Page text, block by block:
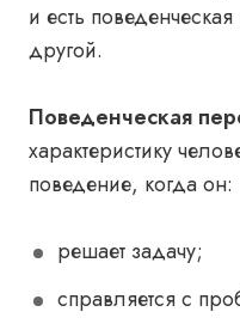
и есть
другой.
Поведенческая
характеристику
поведение, когда он:
решает задачу;
справляется с